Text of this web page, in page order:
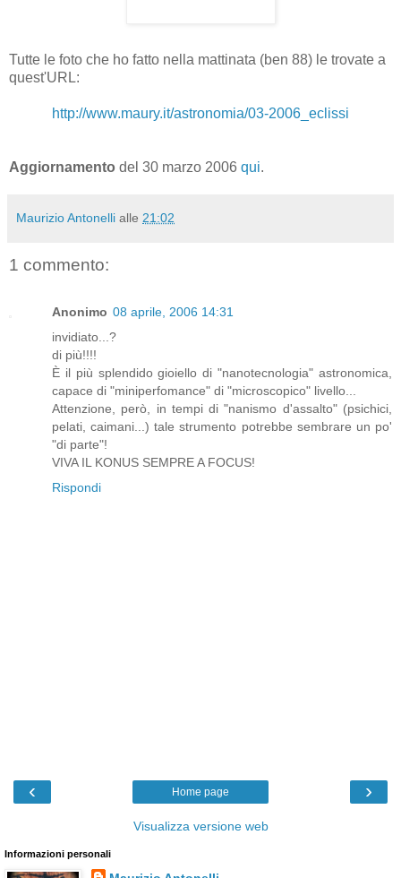
Tutte le foto che ho fatto nella mattinata (ben 88) le trovate a
quest'URL:
http://www.maury.it/astronomia/03-2006_eclissi
Aggiornamento del 30 marzo 2006 qui.
Maurizio Antonelli alle 21:02
1 commento:
Anonimo 08 aprile, 2006 14:31
invidiato...?
di più!!!!
È il più splendido gioiello di "nanotecnologia" astronomica,
capace di "miniperfomance" di "microscopico" livello...
Attenzione, però, in tempi di "nanismo d'assalto" (psichici,
pelati, caimani...) tale strumento potrebbe sembrare un po'
"di parte"!
VIVA IL KONUS SEMPRE A FOCUS!
Rispondi
‹ ›
Home page
Visualizza versione web
Informazioni personali